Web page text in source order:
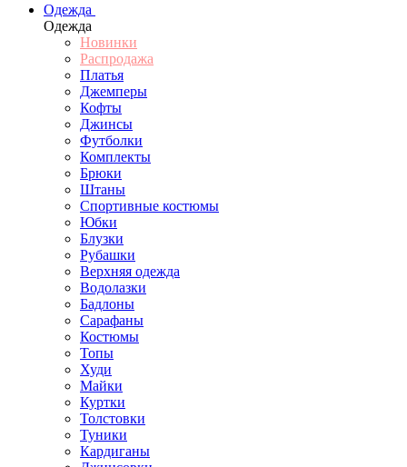
Одежда
Одежда
Новинки
Распродажа
Платья
Джемперы
Кофты
Джинсы
Футболки
Комплекты
Брюки
Штаны
Спортивные костюмы
Юбки
Блузки
Рубашки
Верхняя одежда
Водолазки
Бадлоны
Сарафаны
Костюмы
Топы
Худи
Майки
Куртки
Толстовки
Туники
Кардиганы